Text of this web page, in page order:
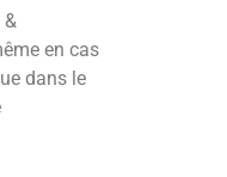
&
en cas
dans le